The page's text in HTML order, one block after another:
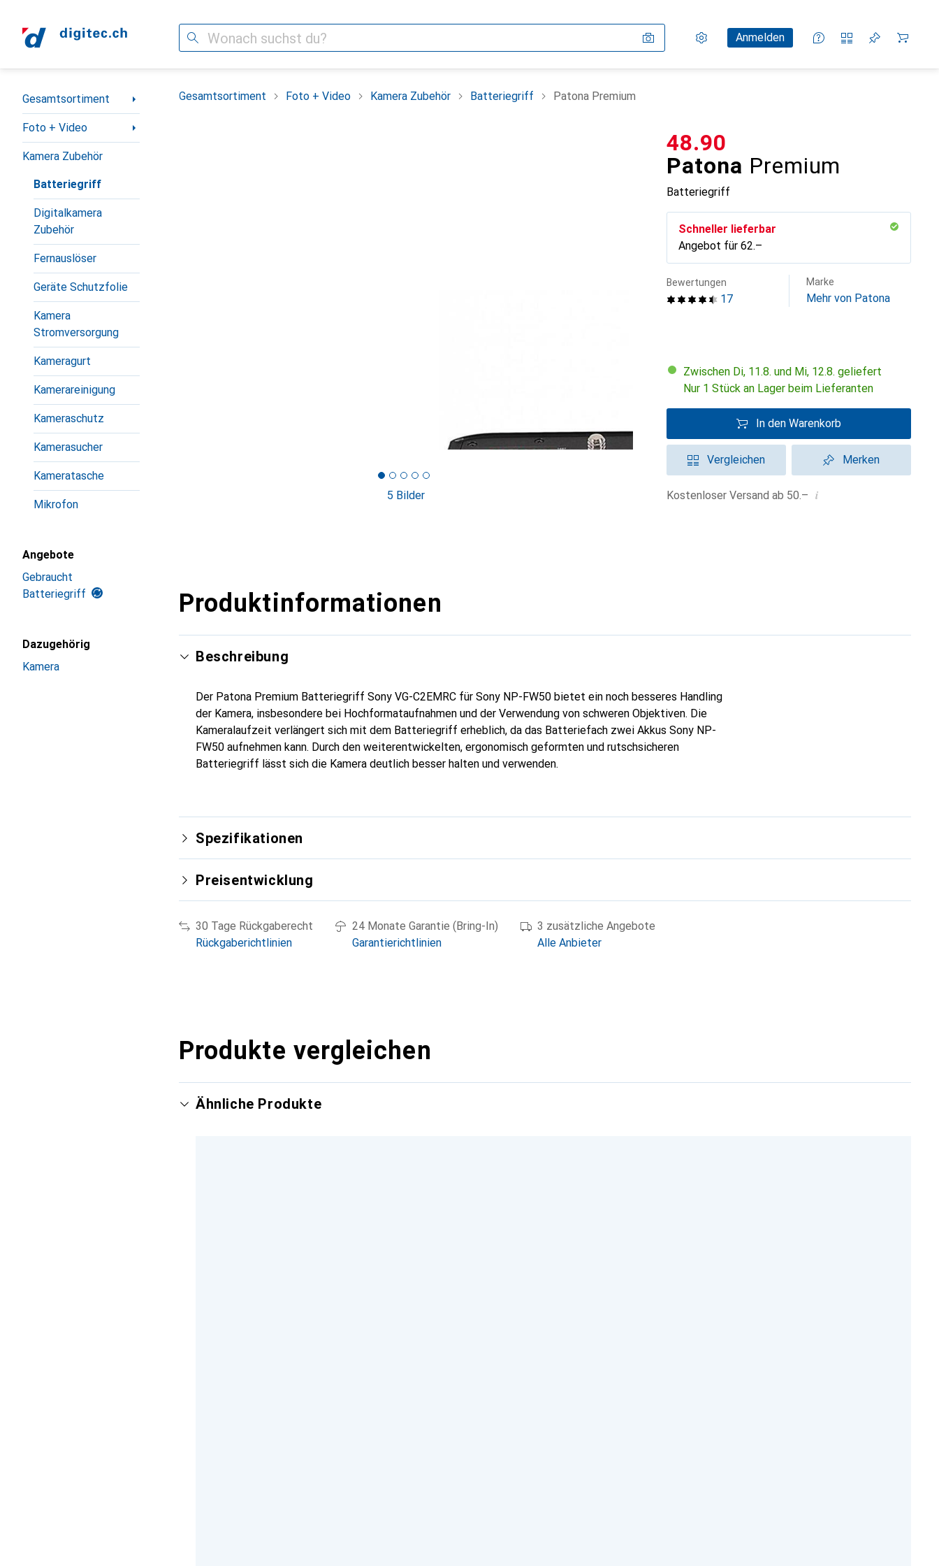
Suche Einstellungen
KundenkontoAnmelden
Vergleichslisten
Merklisten
Warenkorb
Navigation nach Kategorien
Gesamtsortiment
Foto + Video
Kamera Zubehör
Batteriegriff
Digitalkamera
Zubehör
Fernauslöser
Geräte Schutzfolie
Kamera
Stromversorgung
Kameragurt
Kamerareinigung
Kameraschutz
Kamerasucher
Kameratasche
Mikrofon
Angebote
Gebraucht
Batteriegriff
Dazugehörig
Kamera
Gesamtsortiment Foto + Video Kamera Zubehör Batteriegriff Patona Premium
5 Bilder
Patona Premium
Batteriegriff
CHF
48.90
Schneller lieferbar
Angebot für CHF
62.–
17
Bewertungen Marke
Mehr von Patona
Zwischen Di, 11.8. und Mi, 12.8. geliefert
Nur 1 Stück an Lager beim Lieferanten
In den Warenkorb
Vergleichen Merken
Kostenloser Versand ab 50.– i
Produktinformationen
Beschreibung
Der Patona Premium Batteriegriff Sony VG-C2EMRC für Sony NP-FW50 bietet ein noch besseres Handling
der Kamera, insbesondere bei Hochformataufnahmen und der Verwendung von schweren Objektiven. Die
Kameralaufzeit verlängert sich mit dem Batteriegriff erheblich, da das Batteriefach zwei Akkus Sony NP-
FW50 aufnehmen kann. Durch den weiterentwickelten, ergonomisch geformten und rutschsicheren
Batteriegriff lässt sich die Kamera deutlich besser halten und verwenden.
Spezifikationen
Preisentwicklung
30 Tage Rückgaberecht
Rückgaberichtlinien
24 Monate Garantie (Bring-In)
Garantierichtlinien
3 zusätzliche Angebote
Alle Anbieter
Produkte vergleichen
Ähnliche Produkte